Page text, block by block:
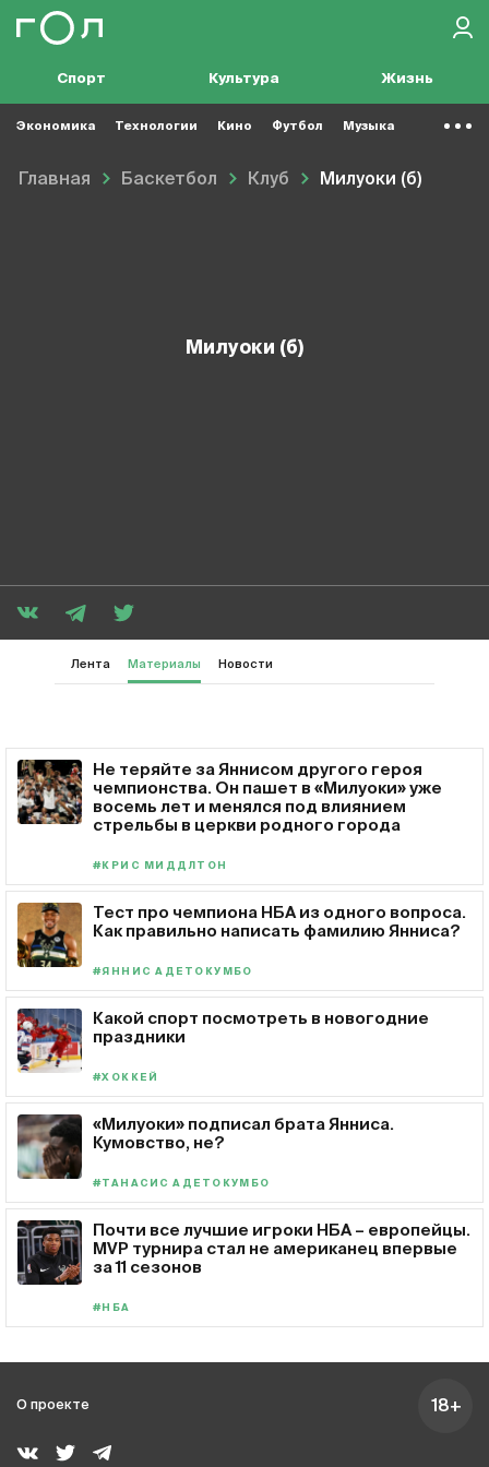
Спорт Культура Жизнь
Экономика Технологии Кино Футбол Музыка
Главная Баскетбол Клуб Милуоки (б)
Милуоки (б)
Лента Материалы Новости
Не теряйте за Яннисом другого героя
чемпионства. Он пашет в «Милуоки» уже
восемь лет и менялся под влиянием
стрельбы в церкви родного города
#КРИС МИДДЛТОН
Тест про чемпиона НБА из одного вопроса.
Как правильно написать фамилию Янниса?
#ЯННИС АДЕТОКУМБО
Какой спорт посмотреть в новогодние
праздники
#ХОККЕЙ
«Милуоки» подписал брата Янниса.
Кумовство, не?
#ТАНАСИС АДЕТОКУМБО
Почти все лучшие игроки НБА – европейцы.
MVP турнира стал не американец впервые
за 11 сезонов
#НБА
О проекте 18+